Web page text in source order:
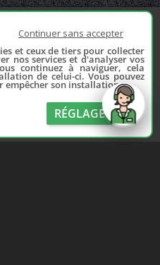
Continuer sans accepter
et ceux de tiers pour collecter
nos services et d'analyser vos
continuez à naviguer, cela
de celui-ci. Vous pouvez
empêcher son installation.
RÉGLAGE